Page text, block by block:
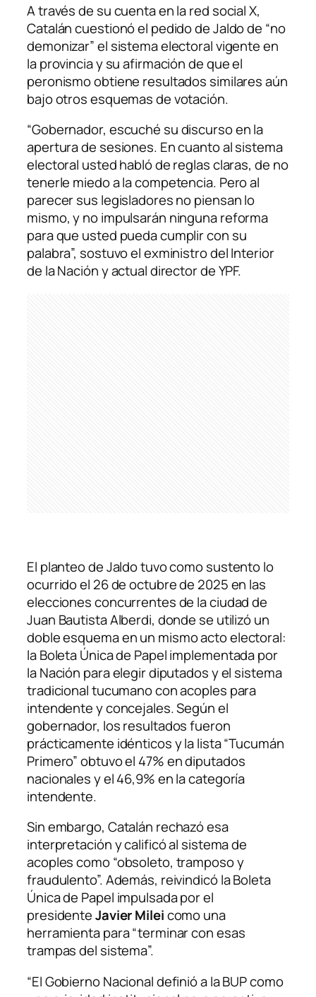
A través de su cuenta en la red social X,
Catalán cuestionó el pedido de Jaldo de “no
demonizar” el sistema electoral vigente en
la provincia y su afirmación de que el
peronismo obtiene resultados similares aún
bajo otros esquemas de votación.
“Gobernador, escuché su discurso en la
apertura de sesiones. En cuanto al sistema
electoral usted habló de reglas claras, de no
tenerle miedo a la competencia. Pero al
parecer sus legisladores no piensan lo
mismo, y no impulsarán ninguna reforma
para que usted pueda cumplir con su
palabra”, sostuvo el exministro del Interior
de la Nación y actual director de YPF.
El planteo de Jaldo tuvo como sustento lo
ocurrido el 26 de octubre de 2025 en las
elecciones concurrentes de la ciudad de
Juan Bautista Alberdi, donde se utilizó un
doble esquema en un mismo acto electoral:
la Boleta Única de Papel implementada por
la Nación para elegir diputados y el sistema
tradicional tucumano con acoples para
intendente y concejales. Según el
gobernador, los resultados fueron
prácticamente idénticos y la lista “Tucumán
Primero” obtuvo el 47% en diputados
nacionales y el 46,9% en la categoría
intendente.
Sin embargo, Catalán rechazó esa
interpretación y calificó al sistema de
acoples como “obsoleto, tramposo y
fraudulento”. Además, reivindicó la Boleta
Única de Papel impulsada por el
presidenteJavier Mileicomo una
herramienta para “terminar con esas
trampas del sistema”.
“El Gobierno Nacional definió a la BUP como